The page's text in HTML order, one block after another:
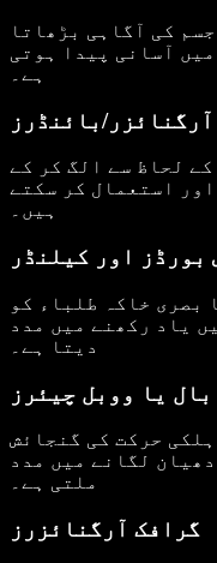
کی آگاہی بڑھاتا
آسانی پیدا ہوتی
ہے۔
بائنڈرز
لحاظ سے الگ کر کے
استعمال کر سکتے
ہیں۔
بورڈز اور کیلنڈر
بصری خاکہ طلباء کو
یاد رکھنے میں مدد
دیتا ہے۔
یا ووبل چیئرز
حرکت کی گنجائش
لگانے میں مدد
ملتی ہے۔
گرافک آرگنائزرز